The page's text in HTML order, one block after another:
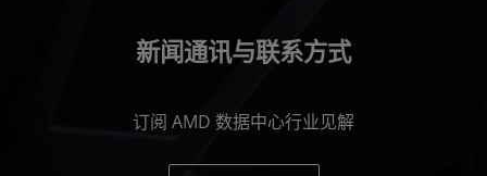
新闻通讯与联系方式
订阅 AMD 数据中心行业见解